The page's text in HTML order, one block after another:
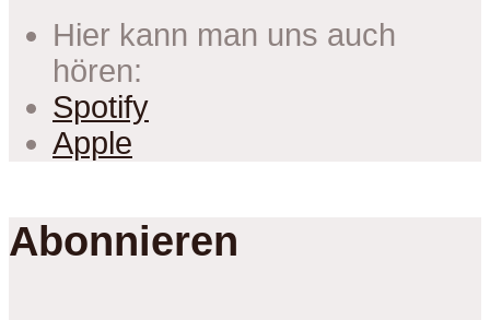
Hier kann man uns auch
hören:
Spotify
Apple
Abonnieren